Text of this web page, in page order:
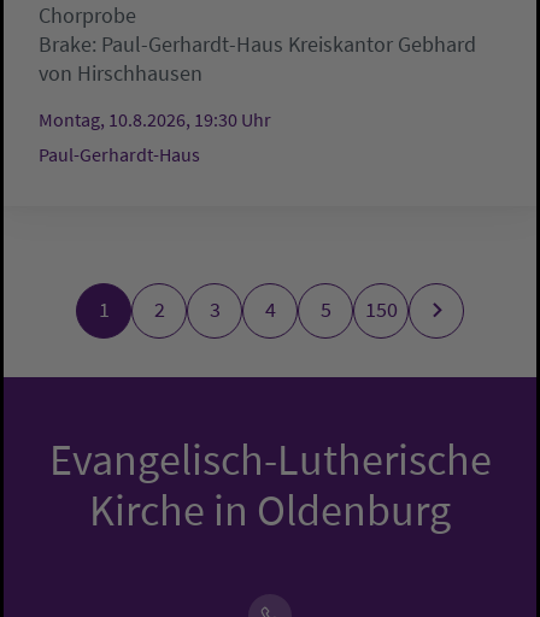
Chorprobe
Brake: Paul-Gerhardt-Haus Kreiskantor Gebhard
von Hirschhausen
Montag, 10.8.2026, 19:30 Uhr
Paul-Gerhardt-Haus
1 2 3 4 5 150
Evangelisch-Lutherische
Kirche in Oldenburg